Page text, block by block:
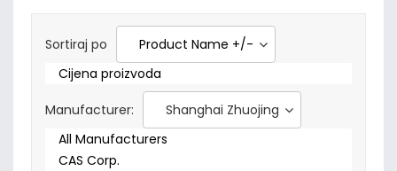
Sortiraj po
Product Name +/-
Cijena proizvoda
Manufacturer:
Shanghai Zhuojing
All Manufacturers
CAS Corp.